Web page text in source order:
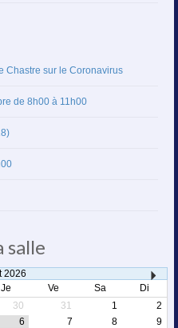
Chastre sur le Coronavirus
de 8h00 à 11h00
salle
2026
Je Ve Sa
Di
30 31 1
2
6 7 8
9